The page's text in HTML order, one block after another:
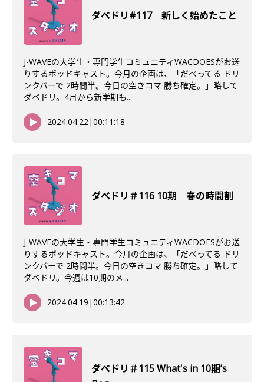
ダベドリ#117 新しく始めたこと
J-WAVEの大学生・専門学生コミュニティWACDOESがお送
りするポッドキャスト。今月の企画は、「だべってる ドリ
ンクバーで 2時間半。今日の空きコマ 勝ち確定。」略して
ダベドリ。4月から新学期も...
2024.04.22|00:11:18
ダべドリ＃116 10期 春の時間割
J-WAVEの大学生・専門学生コミュニティWACDOESがお送
りするポッドキャスト。今月の企画は、「だべってる ドリ
ンクバーで 2時間半。今日の空きコマ 勝ち確定。」略して
ダベドリ。今週は10期のメ...
2024.04.19 |00:13:42
ダべドリ＃115 What's in 10期’s